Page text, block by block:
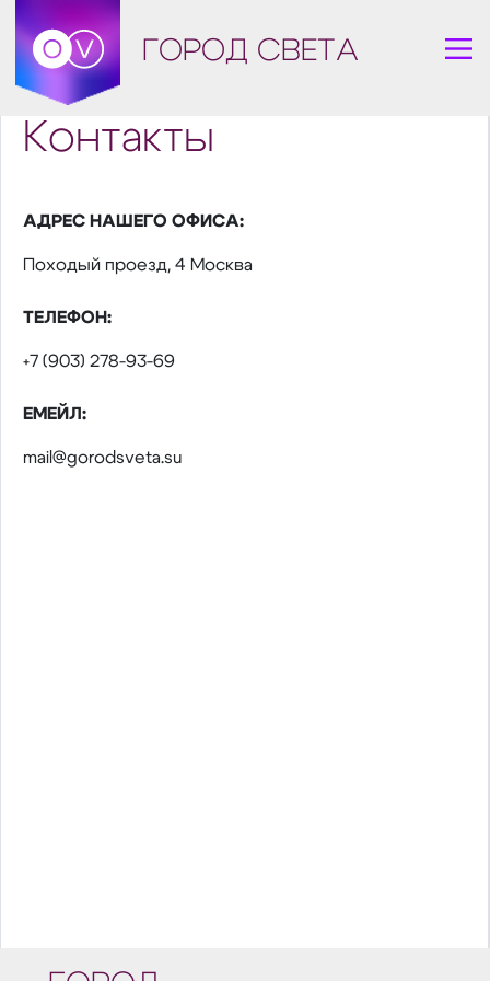
ГОРОД СВЕТА
Контакты
АДРЕС НАШЕГО ОФИСА:
Походый проезд, 4 Москва
ТЕЛЕФОН:
+7 (903) 278-93-69
ЕМЕЙЛ:
mail@gorodsveta.su